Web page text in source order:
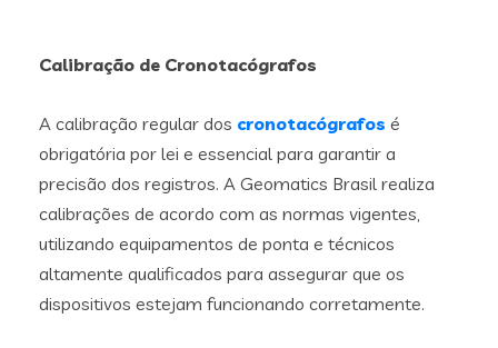
Calibração de Cronotacógrafos
A calibração regular dos cronotacógrafos é
obrigatória por lei e essencial para garantir a
precisão dos registros. A Geomatics Brasil realiza
calibrações de acordo com as normas vigentes,
utilizando equipamentos de ponta e técnicos
altamente qualificados para assegurar que os
dispositivos estejam funcionando corretamente.